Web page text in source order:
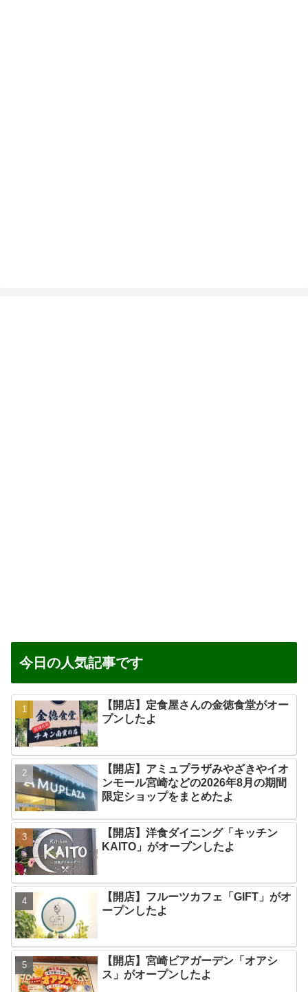
今日の人気記事です
【開店】定食屋さんの金徳食堂がオー
プンしたよ
【開店】アミュプラザみやざきやイオ
ンモール宮崎などの2026年8月の期間
限定ショップをまとめたよ
【開店】洋食ダイニング「キッチン
KAITO」がオープンしたよ
【開店】フルーツカフェ「GIFT」がオ
ープンしたよ
【開店】宮崎ビアガーデン「オアシ
ス」がオープンしたよ